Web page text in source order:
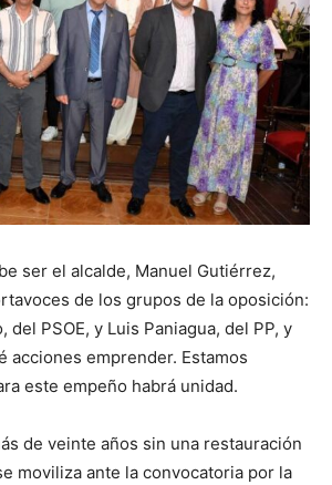
ser el alcalde, Manuel Gutiérrez,
de los grupos de la oposición:
del PSOE, y Luis Paniagua, del PP, y
acciones emprender. Estamos
este empeño habrá unidad.
de veinte años sin una restauración
moviliza ante la convocatoria por la